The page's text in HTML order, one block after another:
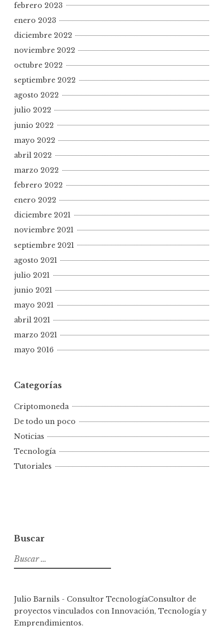
febrero 2023
enero 2023
diciembre 2022
noviembre 2022
octubre 2022
septiembre 2022
agosto 2022
julio 2022
junio 2022
mayo 2022
abril 2022
marzo 2022
febrero 2022
enero 2022
diciembre 2021
noviembre 2021
septiembre 2021
agosto 2021
julio 2021
junio 2021
mayo 2021
abril 2021
marzo 2021
mayo 2016
Categorías
Criptomoneda
De todo un poco
Noticias
Tecnología
Tutoriales
Buscar
Buscar:
Julio Barnils - Consultor TecnologíaConsultor de
proyectos vinculados con Innovación, Tecnología y
Emprendimientos.